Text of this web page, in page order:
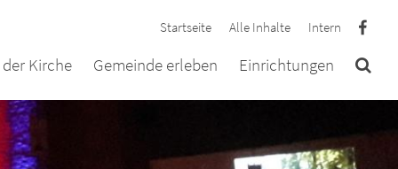
Startseite Alle Inhalte Intern
Kirche Gemeinde erleben Einrichtungen